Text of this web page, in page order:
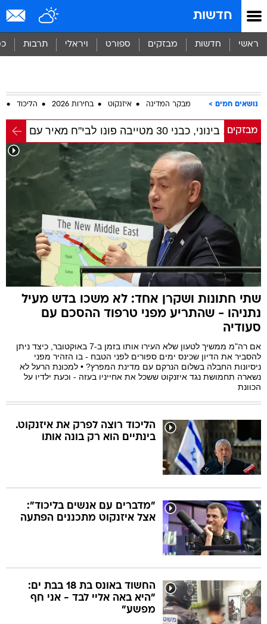
חדשות
ראשי חדשות מבזקים ספורט ויראלי תרבות
נושאים חמים מבקר המדינה איזנקוט בחירות 2026 הליכוד
מבזקים
שתי חתונות ושקרן אחד: לא משכו בדש מעיל
נתניהו - שהתריע מפני טרפוד ההסכם עם
סעודיה
אם רה"מ ממשיך לטעון שלא העירו אותו בזמן ב-7 באוקטובר, כיצד ניתן
להסביר את הדיון שכינס ימים ספורים לפני הטבח - בו הזהיר מפני
ניסיונות החבלה בשלום הנרקם עם מדינת המפרץ? • למכונת הרעל לא
נשארה תחמושת נגד איזנקוט ששכל את אחייניו בעזה - וכעת ילדיו על
הכוונת
הליכוד רוצה לפרק את איזנקוט.
בינתיים הוא רק בונה אותו
"מדברים עם אנשים בליכוד":
אצל איזנקוט מתכננים הפתעה
החשוד באונס בת 18 בבת ים:
"היא באה אליי לבד - אני חף
מפשע"